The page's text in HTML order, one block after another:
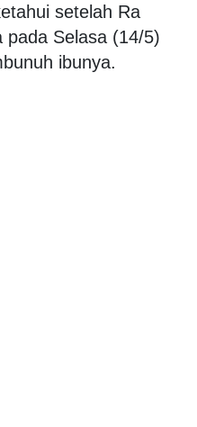
setelah Ra
pada Selasa (14/5)
ibunya.